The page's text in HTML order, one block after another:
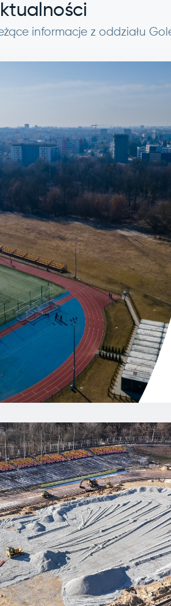
informacje z oddziału